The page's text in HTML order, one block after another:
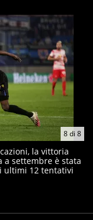
8di 8
la vittoria
a settembre è stata
ultimi 12 tentativi